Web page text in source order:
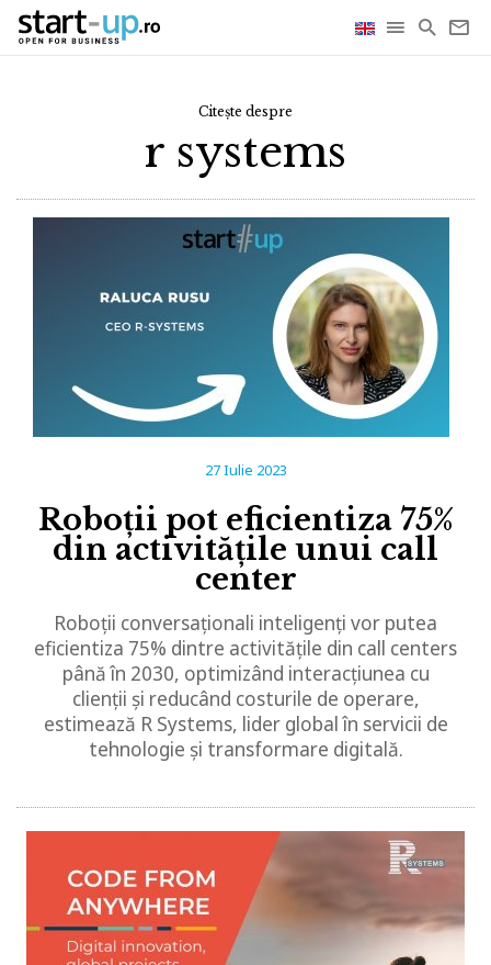
Citește despre
r systems
27 Iulie 2023
Roboții pot eficientiza 75%
din activitățile unui call
center
Roboții conversaționali inteligenți vor putea
eficientiza 75% dintre activitățile din call centers
până în 2030, optimizând interacțiunea cu
clienții și reducând costurile de operare,
estimează R Systems, lider global în servicii de
tehnologie și transformare digitală.